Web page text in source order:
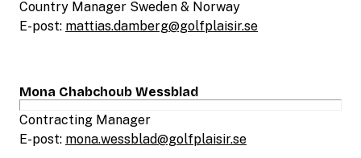
Country Manager Sweden & Norway
E-post: mattias.damberg@golfplaisir.se
Mona Chabchoub Wessblad
Contracting Manager
E-post: mona.wessblad@golfplaisir.se